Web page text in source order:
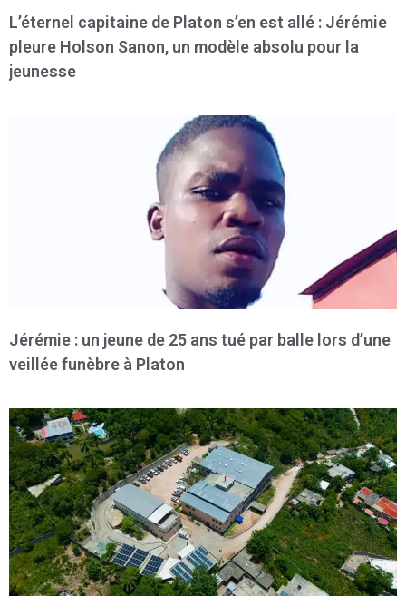
L’éternel capitaine de Platon s’en est allé : Jérémie
pleure Holson Sanon, un modèle absolu pour la
jeunesse
Jérémie : un jeune de 25 ans tué par balle lors d’une
veillée funèbre à Platon